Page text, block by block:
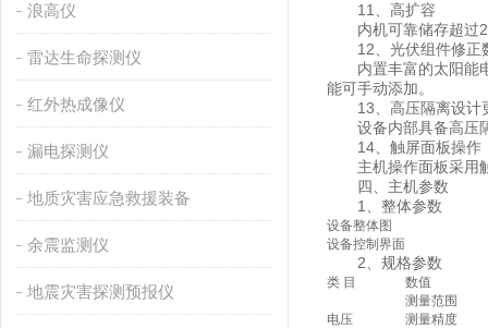
浪高仪
雷达生命探测仪
红外热成像仪
漏电探测仪
地质灾害应急救援装备
余震监测仪
地震灾害探测预报仪
11、⾼扩容
内机可靠储存超过
12、光伏组件修正
内置丰富的太阳能电
能可⼿动添加。
13、⾼压隔离设计
设备内部具备⾼压隔
14、触屏⾯板操作
主机操作⾯板采⽤触
四、主机参数
1、整体参数
设备整体图
设备控制界面
2、规格参数
类 目 数值
电压
测量范围
测量精度